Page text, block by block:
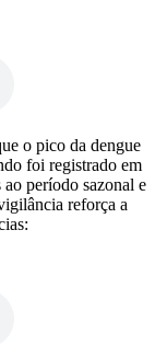
o pico da dengue
foi registrado em
período sazonal e
reforça a